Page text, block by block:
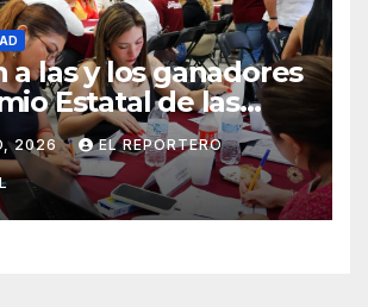
a las y los ganadores
Estatal de las
2026
2026 EL REPORTERO